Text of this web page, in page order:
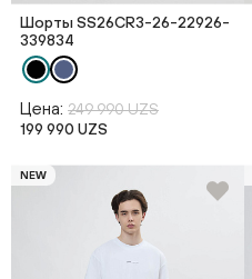
Шорты SS26CR3-26-22926-
339834
Цена: 249 990 UZS
199 990 UZS
NEW